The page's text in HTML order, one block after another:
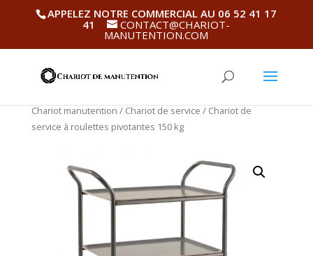
APPELEZ NOTRE COMMERCIAL AU 06 52 41 17
41
CONTACT@CHARIOT-
MANUTENTION.COM
Chariot manutention / Chariot de service / Chariot de
service à roulettes pivotantes 150 kg